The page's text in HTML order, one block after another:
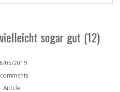
sogar gut (12)
05/2019
Article